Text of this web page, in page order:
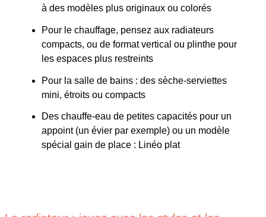
à des modèles plus originaux ou colorés
Pour le chauffage, pensez aux radiateurs
compacts, ou de format vertical ou plinthe pour
les espaces plus restreints
Pour la salle de bains : des sèche-serviettes
mini, étroits ou compacts
Des chauffe-eau de petites capacités pour un
appoint (un évier par exemple) ou un modèle
spécial gain de place : Linéo plat